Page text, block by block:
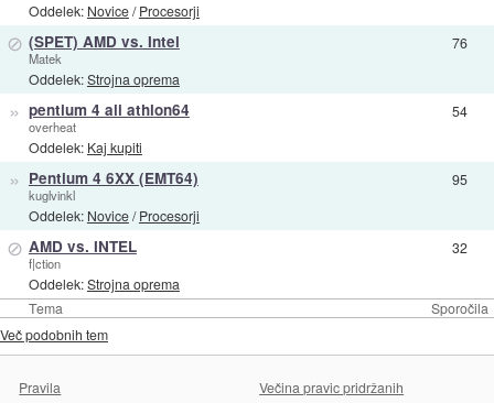
Tema Sporočila
Oddelek: Novice/Procesorji
⊘ (SPET) AMD vs. Intel
Matek
Oddelek:Strojna oprema
76
» pentium 4 ali athlon64
overheat
Oddelek: Kaj kupiti
54
» Pentium 4 6XX (EMT64)
kuglvinkl
Oddelek: Novice/Procesorji
95
⊘ AMD vs. INTEL
f|ction
Oddelek:Strojna oprema
32
Več podobnih tem
Pravila Večina pravic pridržanih